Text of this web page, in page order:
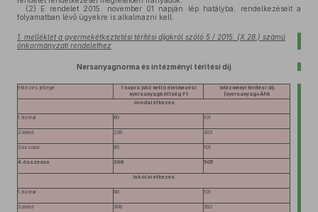
(2) E rendelet 2015. november 01 napján lép hatályba, rendelkezéseit a
folyamatban lévő ügyekre is alkalmazni kell.
1. melléklet a gyermekétkeztetési térítési díjakról szóló 5 / 2015. (X.28.) számú
önkormányzati rendelethez
Nersanyagnorma és intézményi térítési díj
étkezés jellege
1 napra jutó nettó élelmezési
nyersanyagköltség Ft
intézményi térítési díj
(nyersanyag+ÁFA
óvodai étkezés
1.tízórai 80 101
2.ebéd 238 303
3.uzsona 80 101
4.összesen 398 505
Iskolai étkezés
1.tízórai 80 101
2.ebéd 308 392